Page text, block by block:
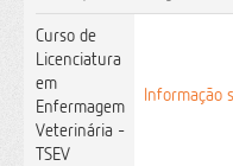
Curso de
Licenciatura
em
Enfermagem
Veterinária -
TSEV
Informação